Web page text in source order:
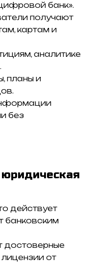
банк».
получают
картам и
аналитике
планы и
без
действует
банковским
достоверные
от